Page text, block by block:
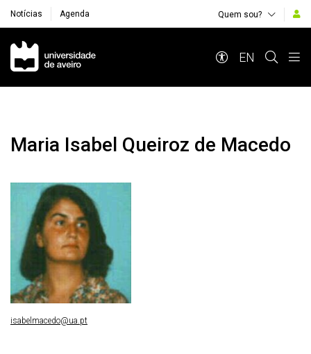
Notícias Agenda Quem sou?
Navegação Principal
EN
Maria Isabel Queiroz de Macedo
isabelmacedo@ua.pt